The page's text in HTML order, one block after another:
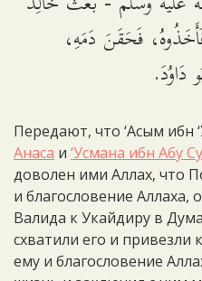
فَحَقَنَ دَمَهِ،
دَاوُدَ.
Передают, что ‘Асым ибн
Анаса и ‘Усмана ибн Абу
доволен ими Аллах, что
и благословение Аллаха,
Валида к Укайдиру в
схватили его и привезли
ему и благословение